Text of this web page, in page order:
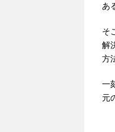
あ
そ
解
方
一
元